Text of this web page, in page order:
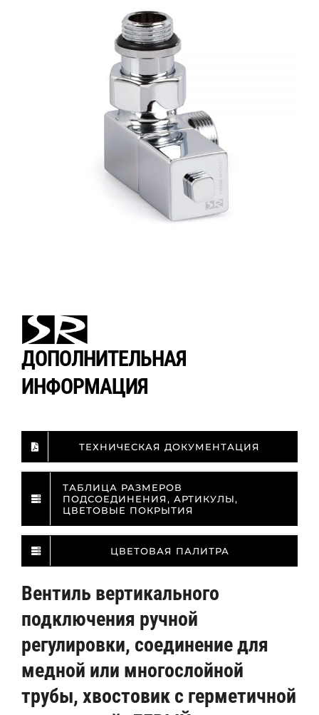
ДОПОЛНИТЕЛЬНАЯ
ИНФОРМАЦИЯ
ТЕХНИЧЕСКАЯ ДОКУМЕНТАЦИЯ
ТАБЛИЦА РАЗМЕРОВ
ПОДСОЕДИНЕНИЯ, АРТИКУЛЫ,
ЦВЕТОВЫЕ ПОКРЫТИЯ
ЦВЕТОВАЯ ПАЛИТРА
Вентиль вертикального
подключения ручной
регулировки, соединение для
медной или многослойной
трубы, хвостовик с герметичной